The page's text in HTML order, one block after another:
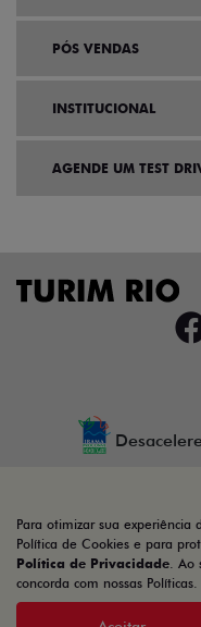
PÓS VENDAS
INSTITUCIONAL
AGENDE UM TEST
TURIM RIO
34.777.421/0001-45
Para otimizar sua experiência
Política de Cookies e para
Política de Privacidade. Ao
concorda com nossas Políticas.